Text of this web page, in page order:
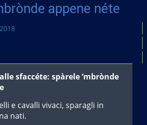
appene néte
sfaccéte: spàrele ‘mbrònde
e cavalli vivaci, sparagli in
nati.